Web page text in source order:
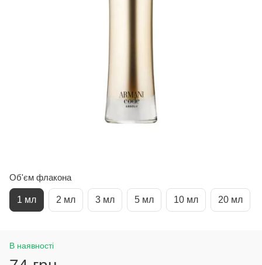
Об'єм флакона
1 мл 2 мл 3 мл 5 мл 10 мл 20 мл
В наявності